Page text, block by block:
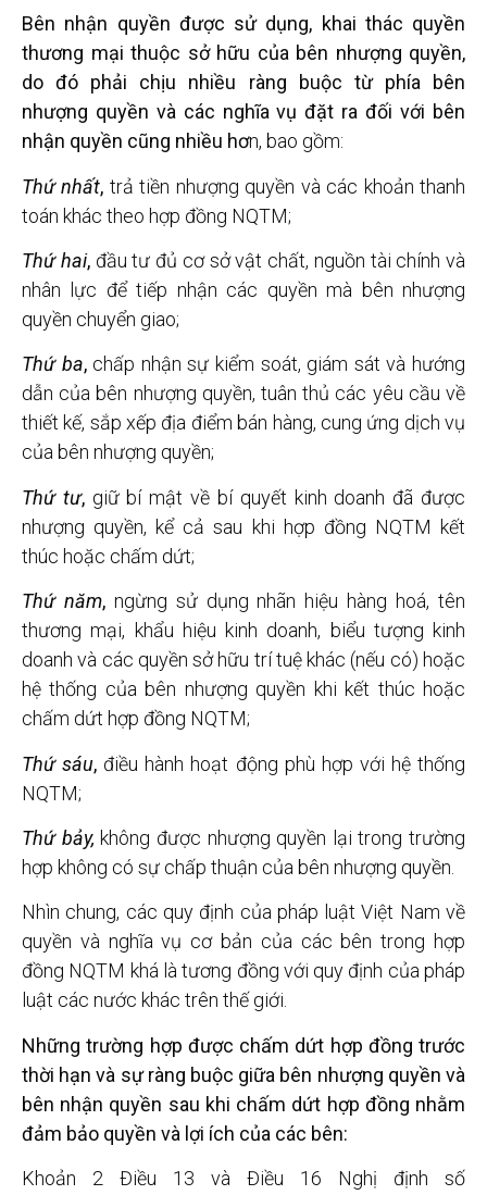
Bên nhận quyền được sử dụng, khai thác quyền
thương mại thuộc sở hữu của bên nhượng quyền,
do đó phải chịu nhiều ràng buộc từ phía bên
nhượng quyền và các nghĩa vụ đặt ra đối với bên
nhận quyền cũng nhiều hơn, bao gồm:
Thứ nhất, trả tiền nhượng quyền và các khoản thanh
toán khác theo hợp đồng NQTM;
Thứ hai,đầu tư đủ cơ sở vật chất, nguồn tài chính và
nhân lực để tiếp nhận các quyền mà bên nhượng
quyền chuyển giao;
Thứ ba,chấp nhận sự kiểm soát, giám sát và hướng
dẫn của bên nhượng quyền, tuân thủ các yêu cầu về
thiết kế, sắp xếp địa điểm bán hàng, cung ứng dịch vụ
của bên nhượng quyền;
Thứ tư,giữ bí mật về bí quyết kinh doanh đã được
nhượng quyền, kể cả sau khi hợp đồng NQTM kết
thúc hoặc chấm dứt;
Thứ năm,ngừng sử dụng nhãn hiệu hàng hoá, tên
thương mại, khẩu hiệu kinh doanh, biểu tượng kinh
doanh và các quyền sở hữu trí tuệ khác (nếu có) hoặc
hệ thống của bên nhượng quyền khi kết thúc hoặc
chấm dứt hợp đồng NQTM;
Thứ sáu, điều hành hoạt động phù hợp với hệ thống
NQTM;
Thứ bảy, không được nhượng quyền lại trong trường
hợp không có sự chấp thuận của bên nhượng quyền.
Nhìn chung, các quy định của pháp luật Việt Nam về
quyền và nghĩa vụ cơ bản của các bên trong hợp
đồng NQTM khá là tương đồng với quy định của pháp
luật các nước khác trên thế giới.
Những trường hợp được chấm dứt hợp đồng trước
thời hạn và sự ràng buộc giữa bên nhượng quyền và
bên nhận quyền sau khi chấm dứt hợp đồng nhằm
đảm bảo quyền và lợi ích của các bên:
Khoản 2 Điều 13 và Điều 16 Nghị định số